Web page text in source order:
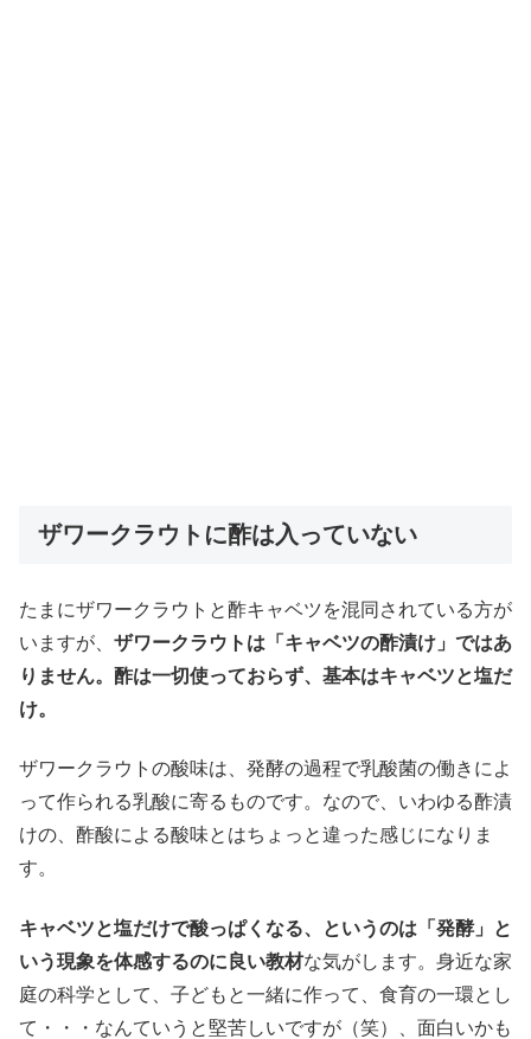
ザワークラウトに酢は入っていない
たまにザワークラウトと酢キャベツを混同されている方が
いますが、 ザワークラウトは「キャベツの酢漬け」ではあ
りません。酢は一切使っておらず、基本はキャベツと塩だ
け。
ザワークラウトの酸味は、発酵の過程で乳酸菌の働きによ
って作られる乳酸に寄るものです。なので、いわゆる酢漬
けの、酢酸による酸味とはちょっと違った感じになりま
す。
キャベツと塩だけで酸っぱくなる、というのは「発酵」と
いう現象を体感するのに良い教材な気がします。身近な家
庭の科学として、子どもと一緒に作って、食育の一環とし
て・・・なんていうと堅苦しいですが（笑）、面白いかも